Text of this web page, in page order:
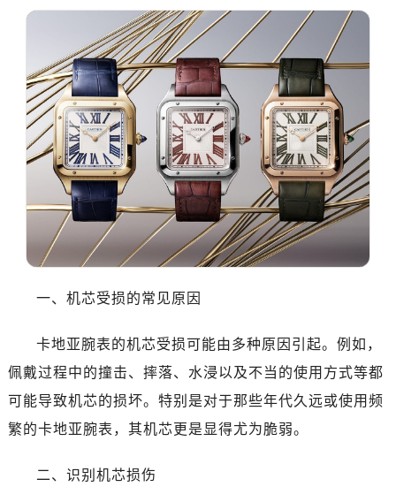
一、机芯受损的常见原因
卡地亚腕表的机芯受损可能由多种原因引起。例如，
佩戴过程中的撞击、摔落、水浸以及不当的使用方式等都
可能导致机芯的损坏。特别是对于那些年代久远或使用频
繁的卡地亚腕表，其机芯更是显得尤为脆弱。
二、识别机芯损伤